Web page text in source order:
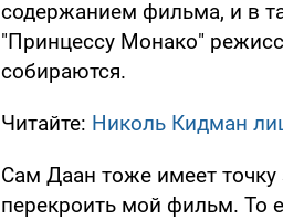
содержанием фильма, и в
"Принцессу Монако"
собираются.
Читайте: Николь Кидман
Сам Даан тоже имеет точку
перекроить мой фильм. То